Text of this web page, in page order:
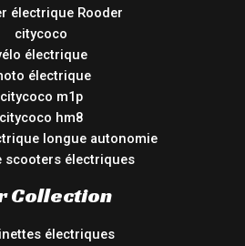
électrique Rooder
citycoco
électrique
électrique
citycoco m1p
citycoco hm8
longue autonomie
scooters électriques
Collection
électriques